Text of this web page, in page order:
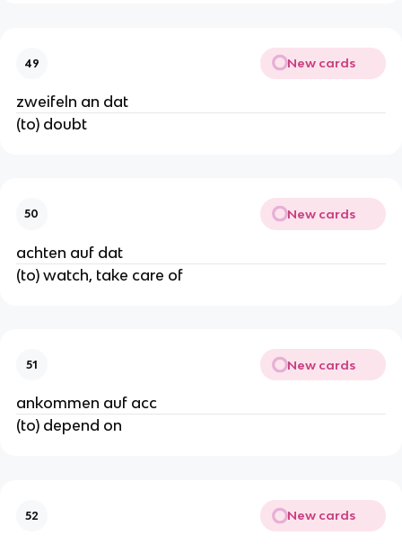
49 New cards
zweifeln an dat
(to) doubt
50 New cards
achten auf dat
(to) watch, take care of
51 New cards
ankommen auf acc
(to) depend on
52 New cards